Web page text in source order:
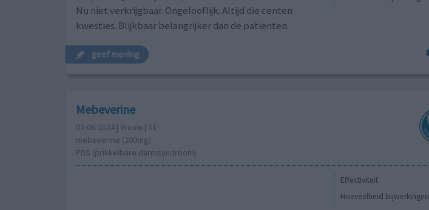
Nu niet verkrijgbaar. Ongelooflijk. Altijd die centen
kwesties. Blijkbaar belangrijker dan de patiënten.
geef mening
Mebeverine
02-06-2024 | Vrouw | 51
mebeverine (200mg)
PDS (prikkelbare darmsyndroom)
Effectiviteit
Hoeveelheid bijwerkingen